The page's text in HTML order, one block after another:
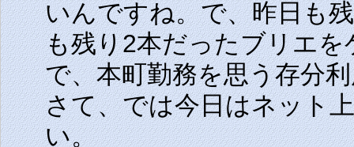
いんですね。で、昨日も
も残り2本だったブリエ
で、本町勤務を思う存分
さて、では今日はネット
い。